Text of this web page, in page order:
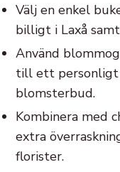
Välj en enkel
billigt i Laxå
Använd
till ett
blomsterbud.
Kombinera med
extra
florister.